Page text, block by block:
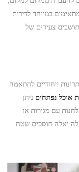
במיוחד לדירות
תושבים צעירים של
ייחודיים להתאמה
אוכל נפתחים ניתן
עם מגירות או
ואלה חוסכים שטח